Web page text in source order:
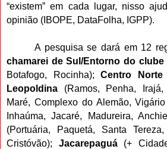
“existem” em cada lugar, nisso
opinião (IBOPE, DataFolha, IGPP).
A pesquisa se dará em 12
chamarei de Sul/Entorno do clube
Botafogo, Rocinha); Centro Norte
Leopoldina (Ramos, Penha,
Maré, Complexo do Alemão, Vigário
Inhaúma, Jacaré, Madureira,
(Portuária, Paquetá, Santa
Cristóvão); Jacarepaguá (+